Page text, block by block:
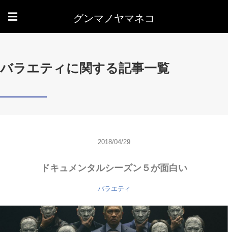
☰ グンマノヤマネコ
バラエティに関する記事一覧
2018/04/29
ドキュメンタルシーズン５が面白い
バラエティ